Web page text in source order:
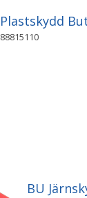
Plastskydd
88815110
BU